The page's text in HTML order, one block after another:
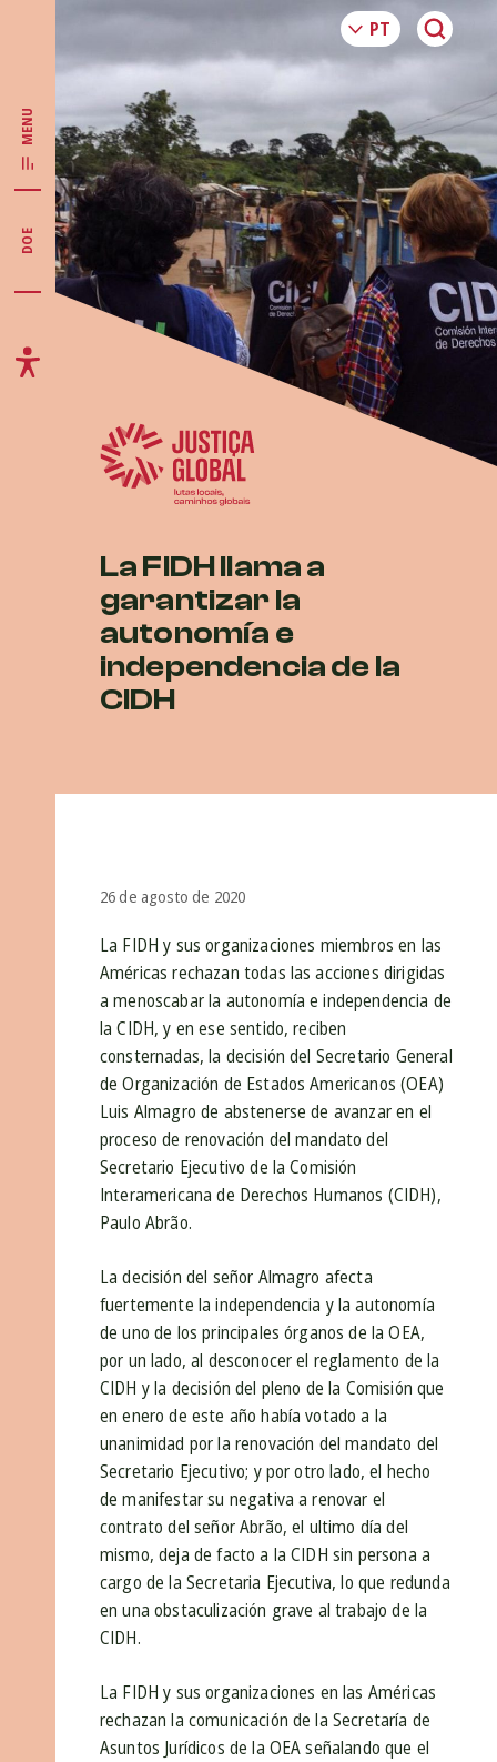
MENU
DOE
La FIDH llama a
garantizar la
autonomía e
independencia de la
CIDH
26 de agosto de 2020
La FIDH y sus organizaciones miembros en las
Américas rechazan todas las acciones dirigidas
a menoscabar la autonomía e independencia de
la CIDH, y en ese sentido, reciben
consternadas, la decisión del Secretario General
de Organización de Estados Americanos (OEA)
Luis Almagro de abstenerse de avanzar en el
proceso de renovación del mandato del
Secretario Ejecutivo de la Comisión
Interamericana de Derechos Humanos (CIDH),
Paulo Abrão.
La decisión del señor Almagro afecta
fuertemente la independencia y la autonomía
de uno de los principales órganos de la OEA,
por un lado, al desconocer el reglamento de la
CIDH y la decisión del pleno de la Comisión que
en enero de este año había votado a la
unanimidad por la renovación del mandato del
Secretario Ejecutivo; y por otro lado, el hecho
de manifestar su negativa a renovar el
contrato del señor Abrão, el ultimo día del
mismo, deja de facto a la CIDH sin persona a
cargo de la Secretaria Ejecutiva, lo que redunda
en una obstaculización grave al trabajo de la
CIDH.
La FIDH y sus organizaciones en las Américas
rechazan la comunicación de la Secretaría de
Asuntos Jurídicos de la OEA señalando que el